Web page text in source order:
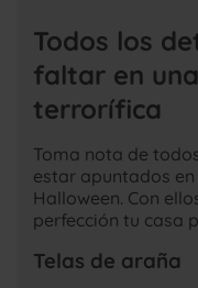
Todos los
faltar en
terrorífica
Toma nota de
estar apuntados
Halloween. Con
perfección tu casa
Telas de araña